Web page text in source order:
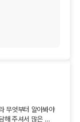
는데, 담당자분께서
어요! '와, 이런 곳이
의 크고 기쁜
도 답답하셨을
희로서도 정말
더라도 사전
되었다니
무엇부터 알아봐야
해 주셔서 많은